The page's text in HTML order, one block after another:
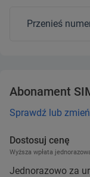
Przenieś
Abonament
Sprawdź lub
Dostosuj cenę
Wyższa wpłata
Jednorazowo za